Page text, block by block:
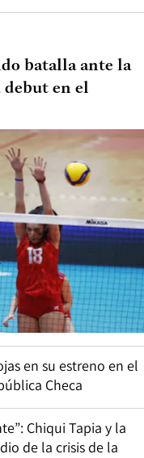
batalla ante la
debut en el
en su estreno en el
Checa
Chiqui Tapia y la
de la crisis de la